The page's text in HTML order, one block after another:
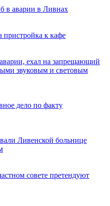
в аварии в Ливнах
пристройка к кафе
ехал на запрещающий
звуковым и световым
дело по факту
Ливенской больнице
совете претендуют